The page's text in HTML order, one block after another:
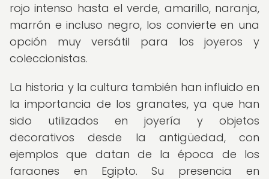
rojo intenso hasta el verde, amarillo, naranja,
marrón e incluso negro, los convierte en una
opción muy versátil para los joyeros y
coleccionistas.
La historia y la cultura también han influido en
la importancia de los granates, ya que han
sido utilizados en joyería y objetos
decorativos desde la antigüedad, con
ejemplos que datan de la época de los
faraones en Egipto. Su presencia en